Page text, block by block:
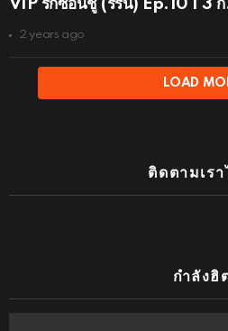
VIP รักซ่อนชู้ (รีรัน) Ep.10 | 3
2 years ago
LOAD
ติดตามเร
กำลังฮิ